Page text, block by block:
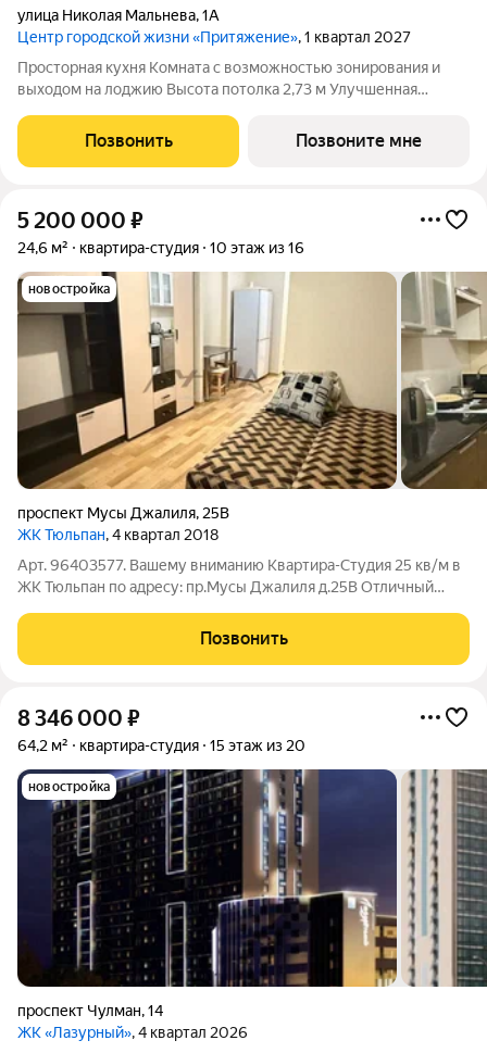
улица Николая Мальнева,1А
Центр городской жизни «Притяжение», 1 квартал 2027
Просторная кухня Комната с возможностью зонирования и
выходом на лоджию Высота потолка 2,73 м Улучшенная
Позвонить Позвоните мне
5 200 000 ₽
24,6 м² квартира-студия 10 этаж из 16
новостройка
проспект Мусы Джалиля, 25В
ЖК Тюльпан, 4 квартал 2018
Арт. 96403577. Вашему вниманию Квартира-Студия 25 кв/м в
ЖК Тюльпан по адресу: пр.Мусы Джалиля д.25В Отличный
пути, в шаговой доcтупнoсти: Пapк культуpы и oтдыxa c
cocновым лecoм для пpогулoк,
Позвонить
8 346 000 ₽
64,2 м² квартира-студия 15 этаж из 20
новостройка
проспект Чулман,14
ЖК «Лазурный», 4 квартал 2026